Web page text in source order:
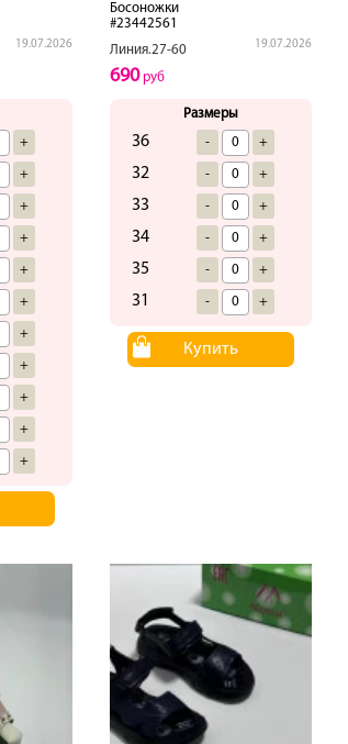
19.07.2026
+
+
+
+
+
+
+
+
+
+
+
Босоножки
#23442561
Линия.27-60
19.07.2026
690руб
Размеры
36 - +
32 - +
33 - +
34 - +
35 - +
31 - +
Купить